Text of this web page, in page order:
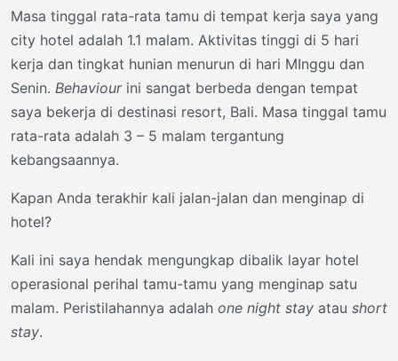
Masa tinggal rata-rata tamu di tempat kerja saya yang
city hotel adalah 1.1 malam. Aktivitas tinggi di 5 hari
kerja dan tingkat hunian menurun di hari MInggu dan
Senin. Behaviourini sangat berbeda dengan tempat
saya bekerja di destinasi resort, Bali. Masa tinggal tamu
rata-rata adalah 3 – 5 malam tergantung
kebangsaannya.
Kapan Anda terakhir kali jalan-jalan dan menginap di
hotel?
Kali ini saya hendak mengungkap dibalik layar hotel
operasional perihal tamu-tamu yang menginap satu
malam. Peristilahannya adalah one night stay atau short
stay.